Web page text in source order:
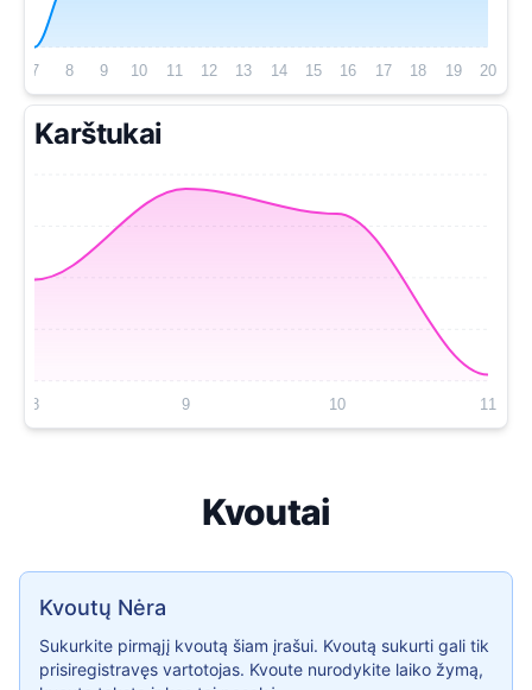
7 8 9 10 11 12 13 14 15 16 17 18 19 20
Karštukai
8 9 10 11
Kvoutai
Kvoutų Nėra
Kvoutų Nėra
Sukurkite pirmąjį kvoutą šiam įrašui. Kvoutą sukurti gali tik
prisiregistravęs vartotojas. Kvoute nurodykite laiko žymą,